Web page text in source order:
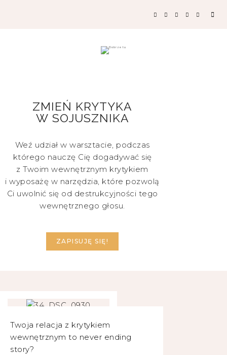
ZMIEŃ KRYTYKA
W SOJUSZNIKA
Weź udział w warsztacie, podczas
którego nauczę Cię dogadywać się
z Twoim wewnętrznym krytykiem
i wyposażę w narzędzia, które pozwolą
Ci uwolnić się od destrukcyjności tego
wewnętrznego głosu.
ZAPISUJĘ SIĘ!
Twoja relacja z krytykiem
wewnętrznym to never ending
story?